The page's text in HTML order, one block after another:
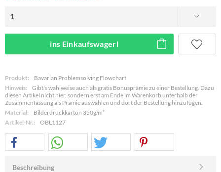
ins Einkaufswagerl
Produkt:
Bavarian Problemsolving Flowchart
Hinweis:
Gibt's wahlweise auch als gratis Bonusprämie zu einer Bestellung. Dazu
diesen Artikel nicht hier, sondern erst am Ende im Warenkorb unterhalb der
Zusammenfassung als Prämie auswählen und dort der Bestellung hinzufügen.
Material:
Bilderdruckkarton 350g/m²
Artikel-Nr.:
OBL1127
Beschreibung